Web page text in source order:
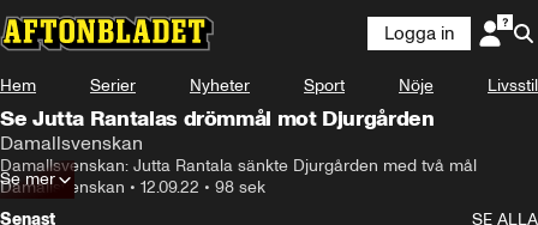
Logga in
Hem Serier Nyheter Sport Nöje Livsstil
Se Jutta Rantalas drömmål mot Djurgården
Damallsvenskan
Damallsvenskan: Jutta Rantala sänkte Djurgården med två mål
Damallsvenskan • 12.09.22 • 98 sek
Se mer
Senast
SE ALLA